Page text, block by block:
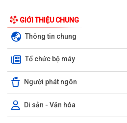
GIỚI THIỆU CHUNG
Thông tin chung
Tổ chức bộ máy
Người phát ngôn
Di sản - Văn hóa